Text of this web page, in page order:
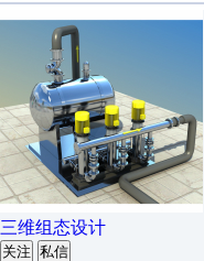
三维组态设计
关注 私信